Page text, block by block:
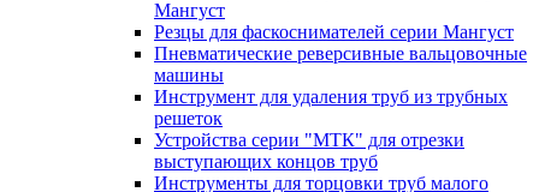
Мангуст
Резцы для фаскоснимателей серии Мангуст
Пневматические реверсивные вальцовочные
машины
Инструмент для удаления труб из трубных
решеток
Устройства серии "МТК" для отрезки
выступающих концов труб
Инструменты для торцовки труб малого